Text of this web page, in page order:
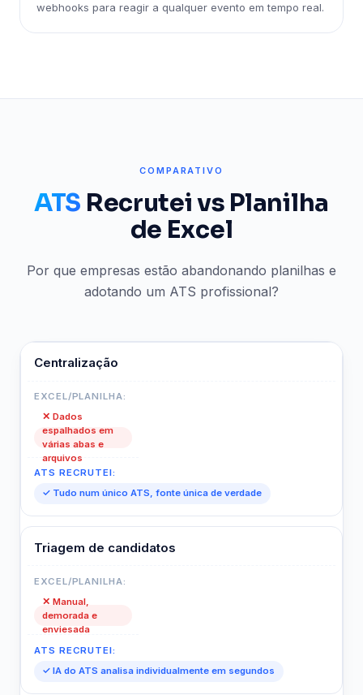
webhooks para reagir a qualquer evento em tempo real.
COMPARATIVO
ATS Recrutei vs Planilha
de Excel
Por que empresas estão abandonando planilhas e
adotando um ATS profissional?
Centralização
✕ Dados
espalhados em
várias abas e
arquivos
✓ Tudo num único ATS, fonte única de verdade
Triagem de candidatos
✕ Manual,
demorada e
enviesada
✓ IA do ATS analisa individualmente em segundos